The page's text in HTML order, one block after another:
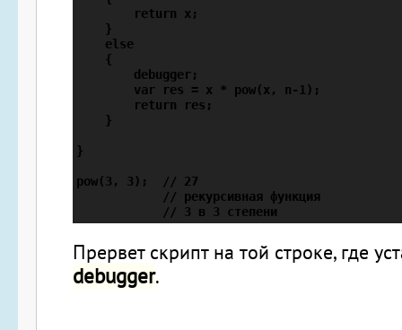
        return x;
    }
    else
    {
        debugger;
        var res = x * pow(x, n-1);
        return res;
    }
}
pow(3, 3);  // 27
            // рекурсивная функция
            // 3 в 3 степени
Прервет скрипт на той строке, где
debugger.